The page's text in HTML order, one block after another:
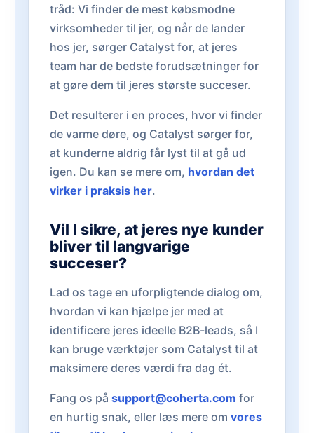
tråd: Vi finder de mest købsmodne
virksomheder til jer, og når de lander
hos jer, sørger Catalyst for, at jeres
team har de bedste forudsætninger for
at gøre dem til jeres største succeser.
Det resulterer i en proces, hvor vi finder
de varme døre, og Catalyst sørger for,
at kunderne aldrig får lyst til at gå ud
igen. Du kan se mere om, hvordan det
virker i praksis her.
Vil I sikre, at jeres nye kunder
bliver til langvarige
succeser?
Lad os tage en uforpligtende dialog om,
hvordan vi kan hjælpe jer med at
identificere jeres ideelle B2B-leads, så I
kan bruge værktøjer som Catalyst til at
maksimere deres værdi fra dag ét.
Fang os på support@coherta.com for
en hurtig snak, eller læs mere om vores